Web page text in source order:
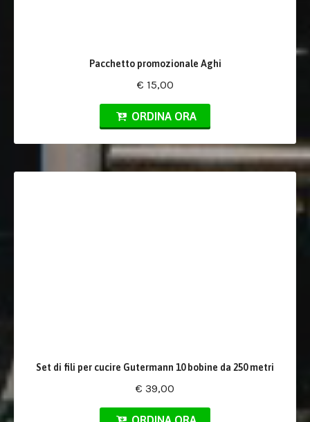
Pacchetto promozionale Aghi
€ 15,00
ORDINA ORA
Set di fili per cucire Gutermann 10 bobine da 250 metri
€ 39,00